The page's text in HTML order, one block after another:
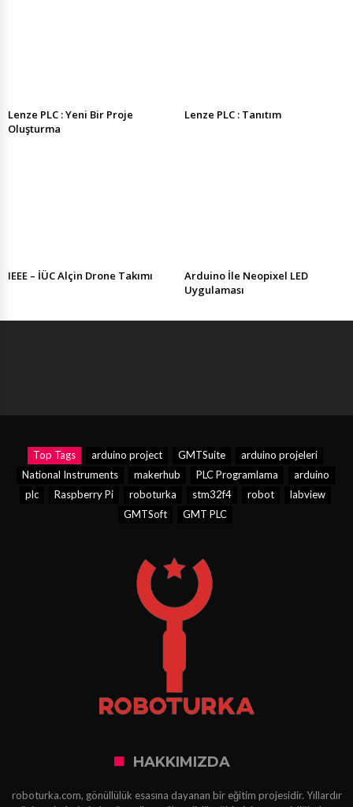
Lenze PLC : Yeni Bir Proje
Oluşturma
Lenze PLC : Tanıtım
IEEE – İÜC Alçin Drone Takımı
Arduino İle Neopixel LED
Uygulaması
Top Tags arduino project GMTSuite
arduino projeleri
National Instruments
makerhub PLC Programlama
arduino
plc
Raspberry Pi roboturka stm32f4 robot
labview
GMTSoft
GMT PLC
HAKKIMIZDA
roboturka.com, gönüllülük esasına dayanan bir eğitim projesidir. Yıllardır